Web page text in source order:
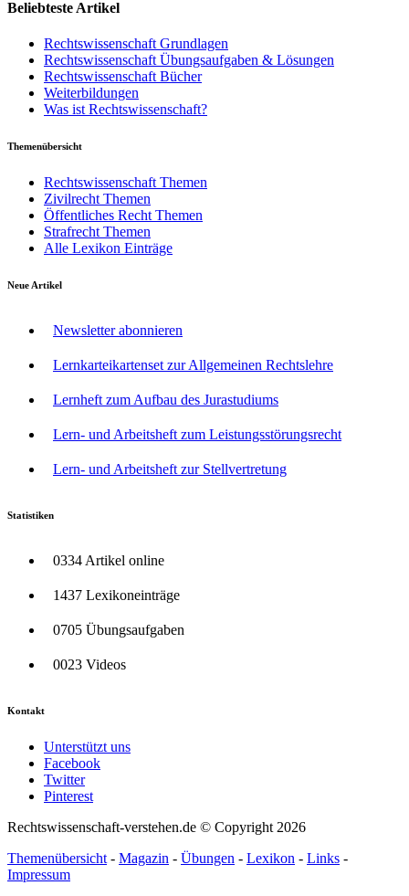
Beliebteste Artikel
Rechtswissenschaft Grundlagen
Rechtswissenschaft Übungsaufgaben & Lösungen
Rechtswissenschaft Bücher
Weiterbildungen
Was ist Rechtswissenschaft?
Themenübersicht
Rechtswissenschaft Themen
Zivilrecht Themen
Öffentliches Recht Themen
Strafrecht Themen
Alle Lexikon Einträge
Neue Artikel
Newsletter abonnieren
Lernkarteikartenset zur Allgemeinen Rechtslehre
Lernheft zum Aufbau des Jurastudiums
Lern- und Arbeitsheft zum Leistungsstörungsrecht
Lern- und Arbeitsheft zur Stellvertretung
Statistiken
0334 Artikel online
1437 Lexikoneinträge
0705 Übungsaufgaben
0023 Videos
Kontakt
Unterstützt uns
Facebook
Twitter
Pinterest
Rechtswissenschaft-verstehen.de © Copyright 2026
Themenübersicht - Magazin - Übungen - Lexikon - Links -
Impressum